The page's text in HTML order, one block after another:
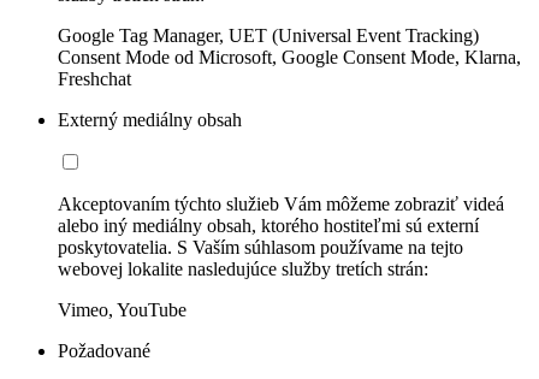
Google Tag Manager, UET (Universal Event Tracking)
Consent Mode od Microsoft, Google Consent Mode, Klarna,
Freshchat
Externý mediálny obsah
Akceptovaním týchto služieb Vám môžeme zobraziť videá
alebo iný mediálny obsah, ktorého hostiteľmi sú externí
poskytovatelia. S Vaším súhlasom používame na tejto
webovej lokalite nasledujúce služby tretích strán:
Vimeo, YouTube
Požadované